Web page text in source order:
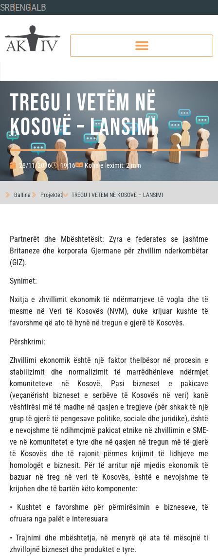
SRBENGALB
TREGU I VETËM NË
KOSOVË – LANSIMI
28/11/2016 19:16 Koha e leximit: 2 min
Ballina Projektet TREGU I VETËM NË KOSOVË – LANSIMI
Partnerët dhe Mbështetësit: Zyra e federates se jashtme
Britaneze dhe korporata Gjermane për zhvillim nderkombëtar
(GIZ).
Synimet:
Nxitja e zhvillimit ekonomik të ndërmarrjeve të vogla dhe të
mesme në Veri të Kosovës (NVM), duke krijuar kushte të
favorshme që ato të hynë në tregun e gjerë të Kosovës.
Përshkrimi:
Zhvillimi ekonomik është një faktor thelbësor në procesin e
stabilizimit dhe normalizimit të marrëdhënieve ndërmjet
komuniteteve në Kosovë. Pasi bizneset e pakicave
(veçanërisht bizneset e serbëve të Kosovës në veri) kanë
vështirësi më të madhe në qasjen e tregjeve (për shkak të një
grup të gjerë të pengesave politike, sociale dhe juridike), është
e nevojshme të ndihmojmë pakicat etnike në zhvillimin e SME-
ve në komunitetet e tyre dhe në qasjen në tregun më të gjerë
të Kosovës dhe të rajonit përmes krijimit të lidhjeve me
homologët e biznesit. Për të arritur një mjedis ekonomik të
bazuar në treg në veri të Kosovës, është e nevojshme të
krijohen dhe të bartën këto komponente:
• Kushtet e favorshme për përmirësimin e bizneseve, të
ofruara nga palët e interesuara
• Trajnimi dhe mbështetja, në menyrë që ata të mësojnë ti
zhvillojnë bizneset dhe produktet e tyre.